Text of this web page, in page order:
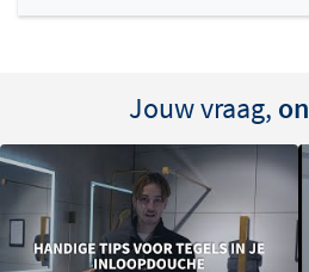
Jouw vraag,